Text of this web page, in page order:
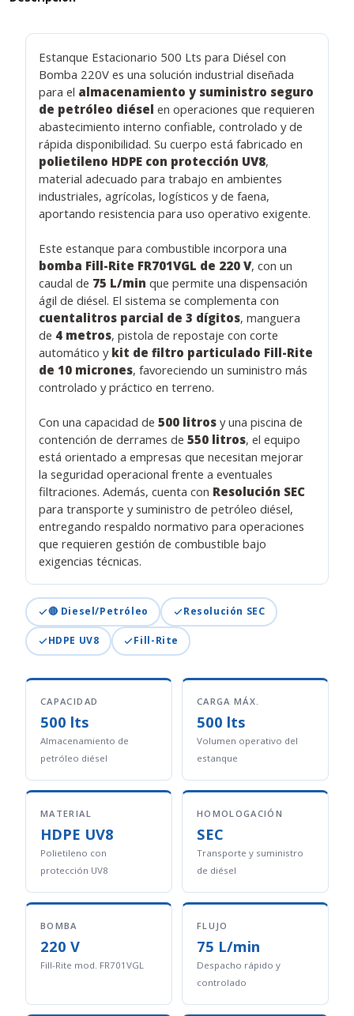
Estanque Estacionario 500 Lts para Diésel con
Bomba 220V es una solución industrial diseñada
para el almacenamiento y suministro seguro
de petróleo diésel en operaciones que requieren
abastecimiento interno confiable, controlado y de
rápida disponibilidad. Su cuerpo está fabricado en
polietileno HDPE con protección UV8,
material adecuado para trabajo en ambientes
industriales, agrícolas, logísticos y de faena,
aportando resistencia para uso operativo exigente.
Este estanque para combustible incorpora una
bomba Fill-Rite FR701VGL de 220 V, con un
caudal de 75 L/min que permite una dispensación
ágil de diésel. El sistema se complementa con
cuentalitros parcial de 3 dígitos, manguera
de 4 metros, pistola de repostaje con corte
automático y kit de filtro particulado Fill-Rite
de 10 micrones, favoreciendo un suministro más
controlado y práctico en terreno.
Con una capacidad de500 litros y una piscina de
contención de derrames de550 litros, el equipo
está orientado a empresas que necesitan mejorar
la seguridad operacional frente a eventuales
filtraciones. Además, cuenta con Resolución SEC
para transporte y suministro de petróleo diésel,
entregando respaldo normativo para operaciones
que requieren gestión de combustible bajo
exigencias técnicas.
🔴 Diesel/Petróleo Resolución SEC
HDPE UV8 Fill-Rite
CAPACIDAD
500 lts
Almacenamiento de
petróleo diésel
CARGA MÁX.
500 lts
Volumen operativo del
estanque
MATERIAL
HDPE UV8
Polietileno con
protección UV8
HOMOLOGACIÓN
SEC
Transporte y suministro
de diésel
BOMBA
220 V
Fill-Rite mod. FR701VGL
FLUJO
75 L/min
Despacho rápido y
controlado